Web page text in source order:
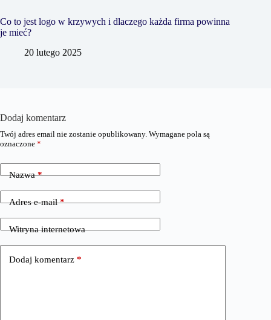
Co to jest logo w krzywych i dlaczego każda firma powinna
je mieć?
20 lutego 2025
Dodaj komentarz
Twój adres email nie zostanie opublikowany. Wymagane pola są
oznaczone *
Nazwa*
Adres e-mail*
Witryna internetowa
Dodaj komentarz *